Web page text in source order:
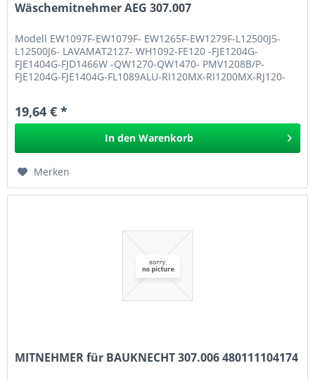
Wäschemitnehmer AEG 307.007
Modell EW1097F-EW1079F- EW1265F-EW1279F-L12500J5-
L12500J6- LAVAMAT2127- WH1092-FE120 -FJE1204G-
FJE1404G-FJD1466W -QW1270-QW1470- PMV1208B/P-
FJE1204G-FJE1404G-FL1089ALU-RI120MX-RI1200MX-RJ120-
19,64 € *
In den Warenkorb
Merken
MITNEHMER für BAUKNECHT 307.006 480111104174